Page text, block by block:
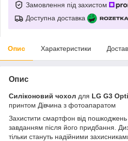
Замовлення під захистом
Доступна доставка
Опис Характеристики
Опис
Силіконовий чохол для LG G3
принтом Дівчина з фотоапаратом
Захистити смартфон від
завданням після його придбання.
тільки стануть надійними